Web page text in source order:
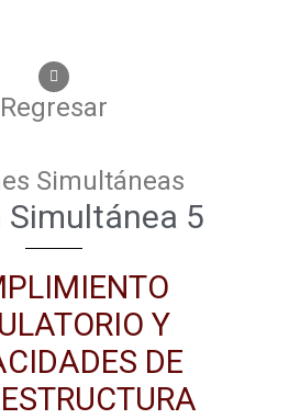
Regresar
Simultáneas
Simultánea 5
Y
DE